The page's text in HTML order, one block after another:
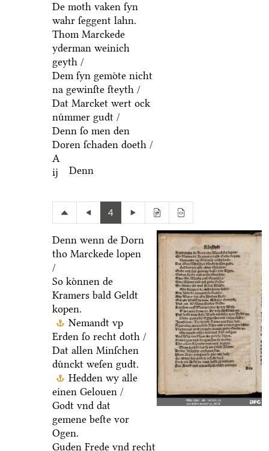
De moth vaken ſyn
wahr ſeggent lahn.
Thom Marckede
yderman weinich
geyth /
Dem ſyn gemoͤte nicht
na gewinſte ſteyth /
Dat Marcket wert ock
nuͤmmer gudt /
Denn ſo men den
Doren ſchaden doeth /
A
ij
Denn
4
Denn wenn de Dorn
tho Marckede lopen
/
So koͤnnen de
Kramers bald Geldt
kopen.
Nemandt vp
Erden ſo recht doth /
Dat allen Minſchen
duͤnckt weſen gudt.
Hedden wy alle
einen Gelouen /
Godt vnd dat
gemene beſte vor
Ogen.
Guden Frede vnd recht